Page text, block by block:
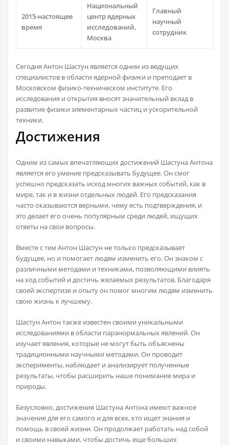
2015-настоящее
время
Национальный
центр ядерных
исследований,
Москва
Главный
научный
сотрудник
Сегодня Антон Шастун является одним из ведущих
специалистов в области ядерной физики и преподает в
Московском физико-техническом институте. Его
исследования и открытия вносят значительный вклад в
развитие физики элементарных частиц и ускорительной
техники.
Достижения
Одним из самых впечатляющих достижений Шастуна Антона
является его умение предсказывать будущее. Он смог
успешно предсказать исход многих важных событий, как в
мире, так и в жизни отдельных людей. Его предсказания
часто оказываются верными, чему есть подтверждения, и
это делает его очень популярным среди людей, ищущих
ответы на свои вопросы.
Вместе с тем Антон Шастун не только предсказывает
будущее, но и помогает людям изменить его. Он знаком с
различными методами и техниками, позволяющими влиять
на ход событий и достичь желаемых результатов. Благодаря
своей экспертизе и опыту он помог многим людям изменить
свою жизнь к лучшему.
Шастун Антон также известен своими уникальными
исследованиями в области паранормальных явлений. Он
изучает явления, которые не могут быть объяснены
традиционными научными методами. Он проводит
эксперименты, наблюдает и анализирует полученные
результаты, чтобы расширить наше понимание мира и
природы.
Безусловно, достижения Шастуна Антона имеют важное
значение для его самого и для всех, кто ищет знания и
помощь в своей жизни. Он продолжает работать над собой
и своими навыками, чтобы достичь еще больших